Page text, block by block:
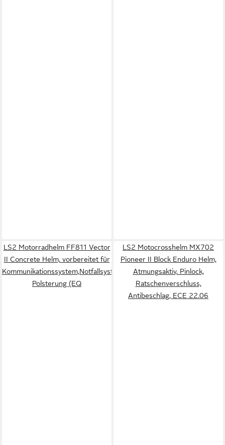
LS2 Motorradhelm FF811 Vector
II Concrete Helm, vorbereitet für
Kommunikationssystem,Notfallsystem-
Polsterung (EQ
LS2 Motocrosshelm MX702
Pioneer II Block Enduro Helm,
Atmungsaktiv, Pinlock,
Ratschenverschluss,
Antibeschlag, ECE 22.06